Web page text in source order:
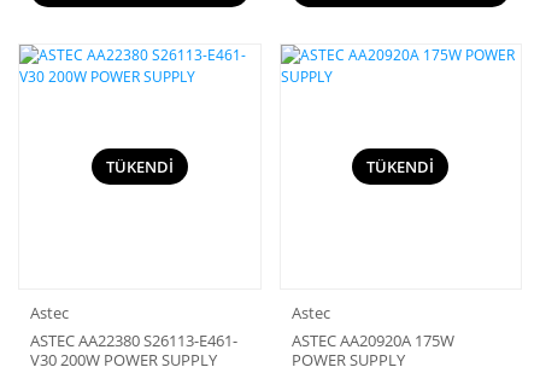
TÜKENDİ
Astec
ASTEC AA22380 S26113-E461-
V30 200W POWER SUPPLY
TÜKENDİ
Astec
ASTEC AA20920A 175W
POWER SUPPLY